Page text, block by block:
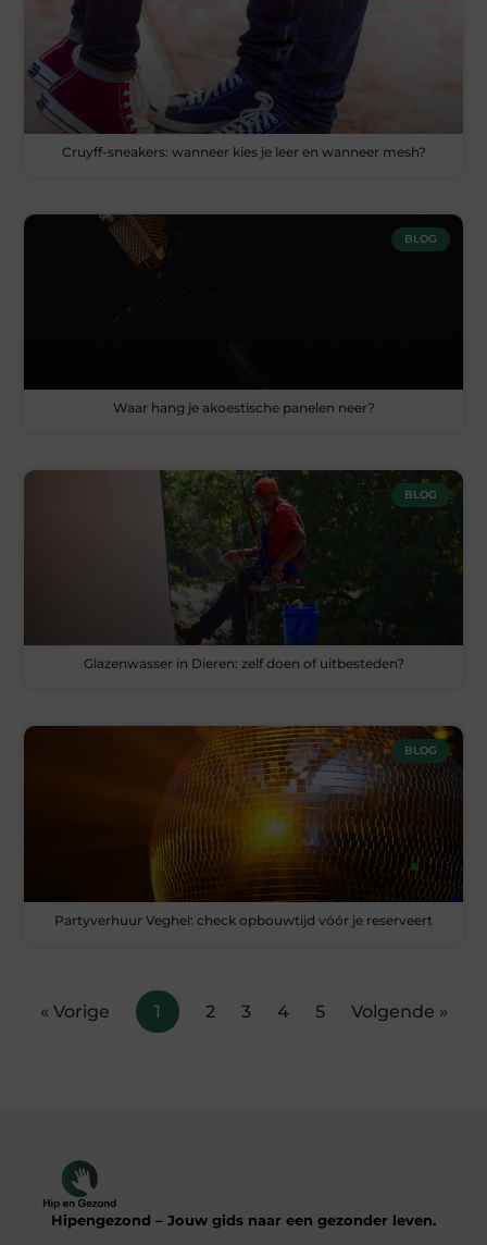
Cruyff-sneakers: wanneer kies je leer en wanneer mesh?
BLOG
Waar hang je akoestische panelen neer?
BLOG
Glazenwasser in Dieren: zelf doen of uitbesteden?
BLOG
Partyverhuur Veghel: check opbouwtijd vóór je reserveert
« Vorige 1 2 3 4 5 Volgende »
Hipengezond – Jouw gids naar een gezonder leven.